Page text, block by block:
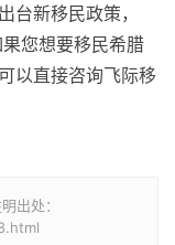
台新移民政策，
您想要移民希腊
以直接咨询飞际移
出处：